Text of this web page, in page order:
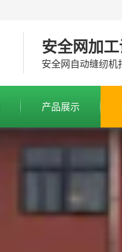
安全网加
安全网自动缝纫机
产品展示